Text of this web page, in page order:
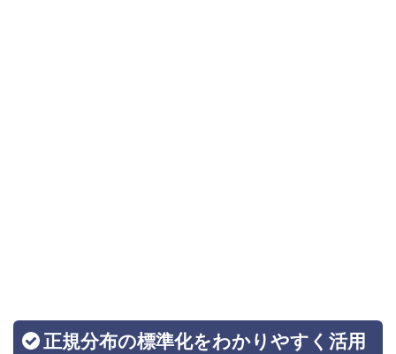
正規分布の標準化をわかりやすく活用